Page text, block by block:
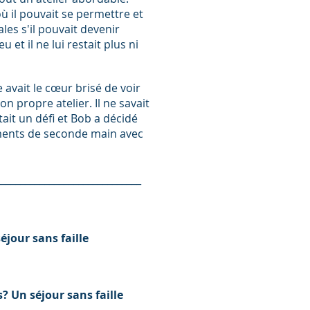
il pouvait se permettre et
s'il pouvait devenir
et il ne lui restait plus ni
avait le cœur brisé de voir
propre atelier. Il ne savait
un défi et Bob a décidé
de seconde main avec
sans faille
Un séjour sans faille